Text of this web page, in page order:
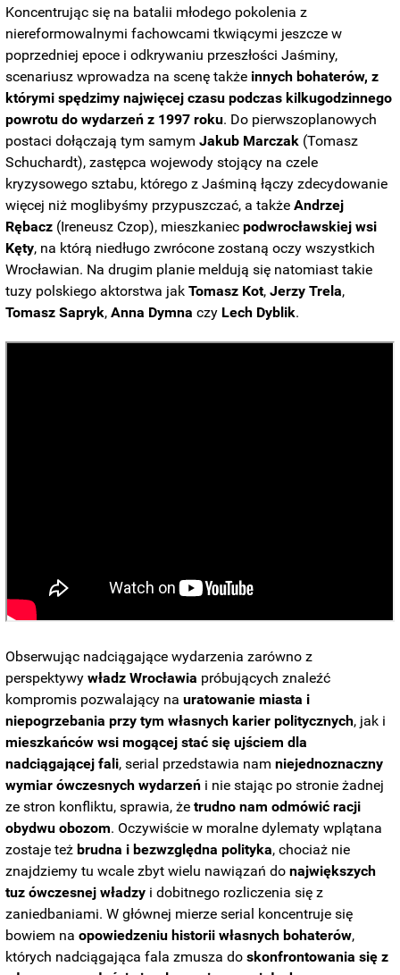
Koncentrując się na batalii młodego pokolenia z
niereformowalnymi fachowcami tkwiącymi jeszcze w
poprzedniej epoce i odkrywaniu przeszłości Jaśminy,
scenariusz wprowadza na scenę także innych bohaterów, z
którymi spędzimy najwięcej czasu podczas kilkugodzinnego
powrotu do wydarzeń z 1997 roku. Do pierwszoplanowych
postaci dołączają tym samymJakub Marczak (Tomasz
Schuchardt), zastępca wojewody stojący na czele
kryzysowego sztabu, którego z Jaśminą łączy zdecydowanie
więcej niż moglibyśmy przypuszczać, a takżeAndrzej
Rębacz (Ireneusz Czop), mieszkaniec podwrocławskiej wsi
Kęty, na którą niedługo zwrócone zostaną oczy wszystkich
Wrocławian. Na drugim planie meldują się natomiast takie
tuzy polskiego aktorstwa jakTomasz Kot,Jerzy Trela,
Tomasz Sapryk,Anna Dymna czy Lech Dyblik.
Obserwując nadciągające wydarzenia zarówno z
perspektywywładz Wrocławia próbujących znaleźć
kompromis pozwalający nauratowanie miasta i
niepogrzebania przy tym własnych karier politycznych, jak i
mieszkańców wsi mogącej stać się ujściem dla
nadciągającej fali, serial przedstawia namniejednoznaczny
wymiar ówczesnych wydarzeń i nie stając po stronie żadnej
ze stron konfliktu, sprawia, żetrudno nam odmówić racji
obydwu obozom. Oczywiście w moralne dylematy wplątana
zostaje teżbrudna i bezwzględna polityka, chociaż nie
znajdziemy tu wcale zbyt wielu nawiązań donajwiększych
tuz ówczesnej władzy i dobitnego rozliczenia się z
zaniedbaniami. W głównej mierze serial koncentruje się
bowiem naopowiedzeniu historii własnych bohaterów,
których nadciągająca fala zmusza doskonfrontowania się z